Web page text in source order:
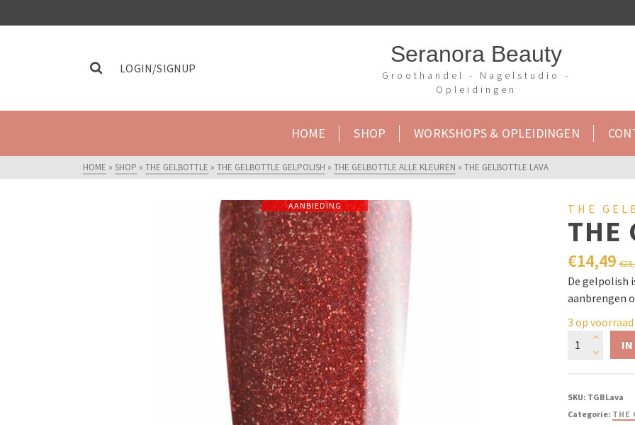
LOGIN/SIGNUP
Seranora Beauty
Groothandel - Nagelstudio -
Opleidingen
HOME SHOP WORKSHOPS & OPLEIDINGEN
HOME » SHOP » THE GELBOTTLE » THE GELBOTTLE GELPOLISH » THE GELBOTTLE ALLE KLEUREN » THE GELBOTTLE LAVA
AANBIEDING THE
THE
€
€14,49
De gelpolish
aanbrengen
3 op voorraad
IN
SKU: TGBLava
Categorie: THE